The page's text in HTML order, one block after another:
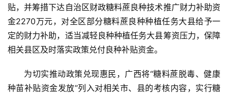
贴，并筹措下达自治区财政糖料蔗良种技术推广财力补助资
金2270万元，对全区部分糖料蔗良种种植任务大县给予一
定的财力补助，适当减轻良种种植任务大县筹资压力，保障
相关县区及时落实政策兑付良种补贴资金。
为切实推动政策兑现惠民，广西将“糖料蔗脱毒、健康
种苗补贴资金发放”列入对相关市、县的考核内容，实行糖